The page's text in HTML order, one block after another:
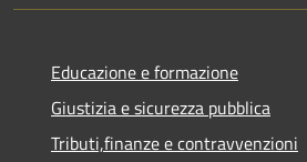
Educazione e formazione
Giustizia e sicurezza pubblica
Tributi,finanze e contravvenzioni